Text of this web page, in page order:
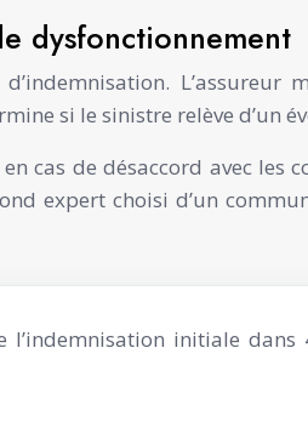
dysfonctionnement
si le sinistre relève d’un
cas de désaccord avec les
expert choisi d’un
initiale